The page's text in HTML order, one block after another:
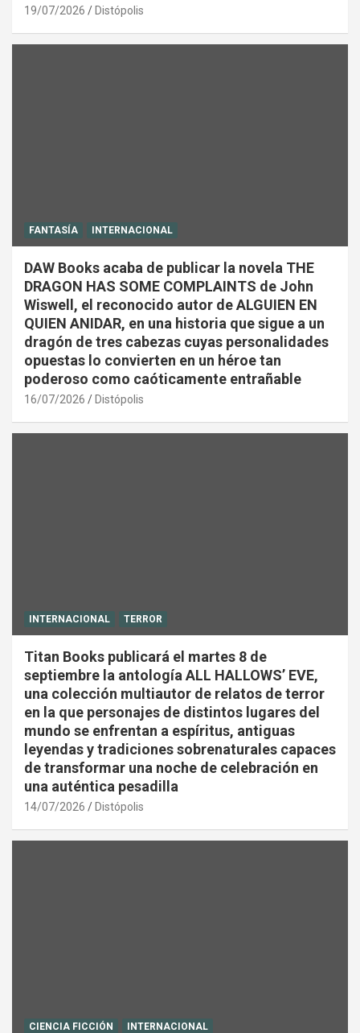
19/07/2026 Distópolis
FANTASÍA INTERNACIONAL
DAW Books acaba de publicar la novela THE
DRAGON HAS SOME COMPLAINTS de John
Wiswell, el reconocido autor de ALGUIEN EN
QUIEN ANIDAR, en una historia que sigue a un
dragón de tres cabezas cuyas personalidades
opuestas lo convierten en un héroe tan
poderoso como caóticamente entrañable
16/07/2026 Distópolis
INTERNACIONAL TERROR
Titan Books publicará el martes 8 de
septiembre la antología ALL HALLOWS’ EVE,
una colección multiautor de relatos de terror
en la que personajes de distintos lugares del
mundo se enfrentan a espíritus, antiguas
leyendas y tradiciones sobrenaturales capaces
de transformar una noche de celebración en
una auténtica pesadilla
14/07/2026 Distópolis
CIENCIA FICCIÓN INTERNACIONAL